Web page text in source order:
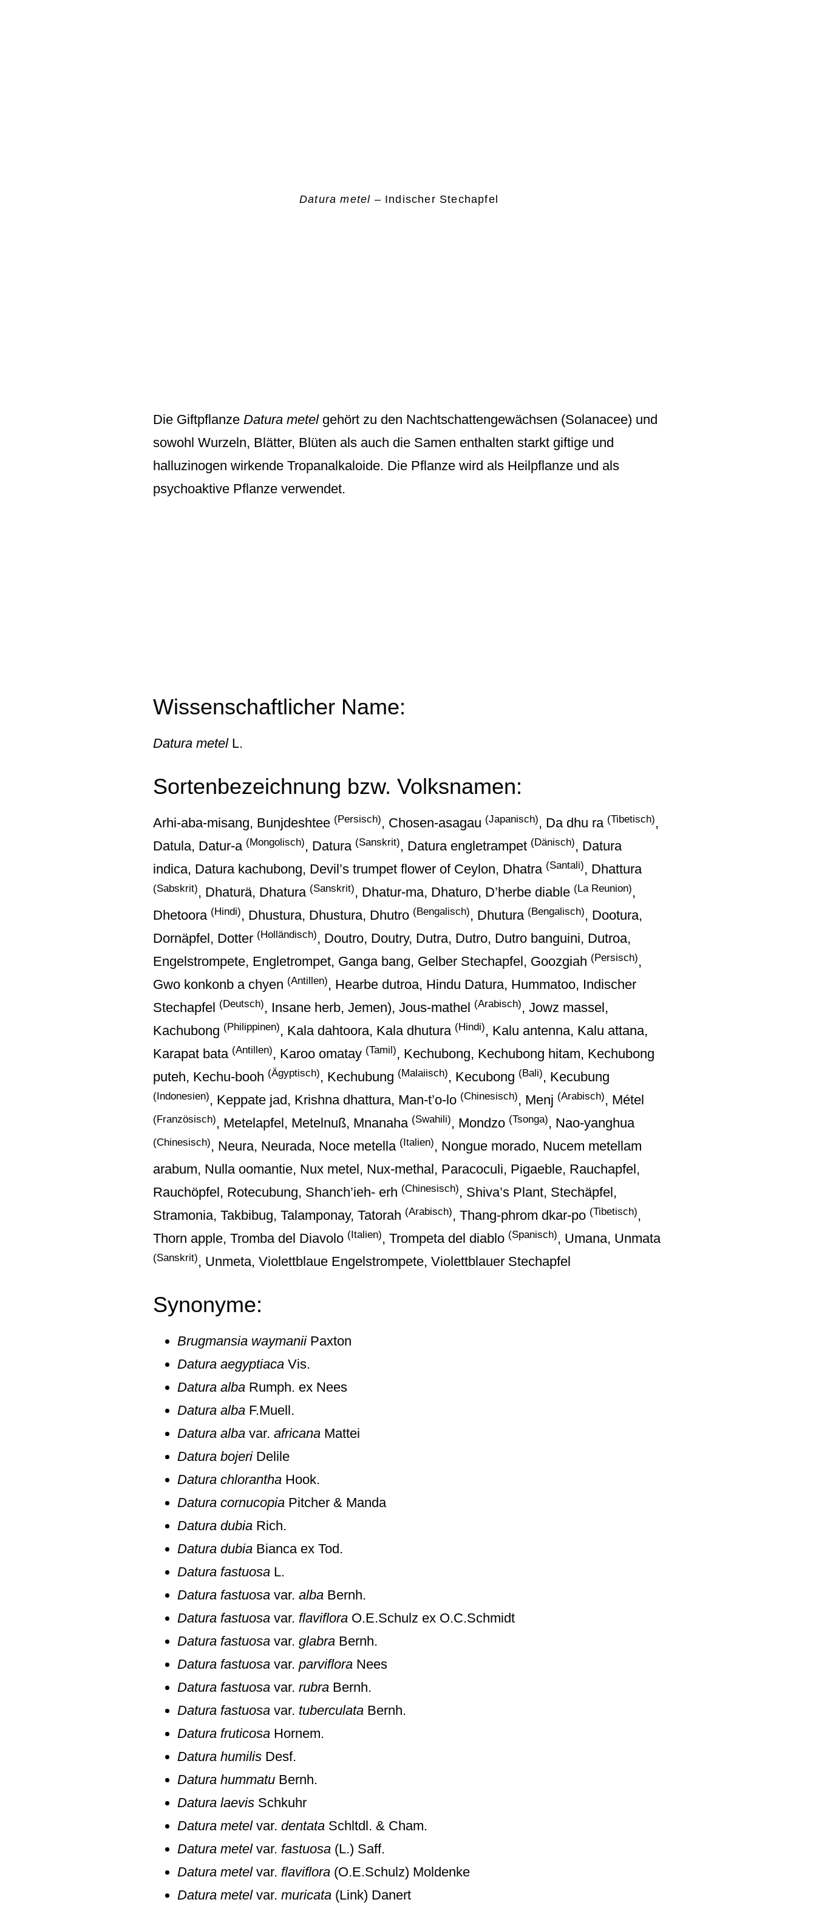
Datura metel – Indischer Stechapfel
Die Giftpflanze Datura metelgehört zu den Nachtschattengewächsen (Solanacee) und
sowohl Wurzeln, Blätter, Blüten als auch die Samen enthalten starkt giftige und
halluzinogen wirkende Tropanalkaloide. Die Pflanze wird als Heilpflanze und als
psychoaktive Pflanze verwendet.
Wissenschaftlicher Name:
Datura metelL.
Sortenbezeichnung bzw. Volksnamen:
Arhi-aba-misang, Bunjdeshtee (Persisch), Chosen-asagau (Japanisch), Da dhu ra (Tibetisch),
Datula, Datur-a (Mongolisch), Datura (Sanskrit), Datura engletrampet (Dänisch), Datura
indica, Datura kachubong, Devil’s trumpet flower of Ceylon, Dhatra (Santali), Dhattura
(Sabskrit), Dhaturä, Dhatura (Sanskrit), Dhatur-ma, Dhaturo, D’herbe diable (La Reunion),
Dhetoora (Hindi), Dhustura, Dhustura, Dhutro (Bengalisch), Dhutura (Bengalisch), Dootura,
Dornäpfel, Dotter (Holländisch), Doutro, Doutry, Dutra, Dutro, Dutro banguini, Dutroa,
Engelstrompete, Engletrompet, Ganga bang, Gelber Stechapfel, Goozgiah (Persisch),
Gwo konkonb a chyen (Antillen), Hearbe dutroa, Hindu Datura, Hummatoo, Indischer
Stechapfel (Deutsch), Insane herb, Jemen), Jous-mathel (Arabisch), Jowz massel,
Kachubong (Philippinen), Kala dahtoora, Kala dhutura (Hindi), Kalu antenna, Kalu attana,
Karapat bata (Antillen), Karoo omatay (Tamil), Kechubong, Kechubong hitam, Kechubong
puteh, Kechu-booh (Ägyptisch), Kechubung (Malaiisch), Kecubong (Bali), Kecubung
(Indonesien), Keppate jad, Krishna dhattura, Man-t’o-lo (Chinesisch), Menj (Arabisch), Métel
(Französisch), Metelapfel, Metelnuß, Mnanaha (Swahili), Mondzo (Tsonga), Nao-yanghua
(Chinesisch), Neura, Neurada, Noce metella (Italien), Nongue morado, Nucem metellam
arabum, Nulla oomantie, Nux metel, Nux-methal, Paracoculi, Pigaeble, Rauchapfel,
Rauchöpfel, Rotecubung, Shanch’ieh- erh (Chinesisch), Shiva’s Plant, Stechäpfel,
Stramonia, Takbibug, Talamponay, Tatorah (Arabisch), Thang-phrom dkar-po (Tibetisch),
Thorn apple, Tromba del Diavolo (Italien), Trompeta del diablo (Spanisch), Umana, Unmata
(Sanskrit), Unmeta, Violettblaue Engelstrompete, Violettblauer Stechapfel
Synonyme:
Brugmansia waymaniiPaxton
Datura aegyptiaca Vis.
Datura alba Rumph. ex Nees
Datura alba F.Muell.
Datura alba var. africana Mattei
Datura bojeriDelile
Datura chlorantha Hook.
Datura cornucopia Pitcher & Manda
Datura dubia Rich.
Datura dubia Bianca ex Tod.
Datura fastuosa L.
Datura fastuosa var. alba Bernh.
Datura fastuosa var. flaviflora O.E.Schulz ex O.C.Schmidt
Datura fastuosa var. glabra Bernh.
Datura fastuosa var. parviflora Nees
Datura fastuosa var. rubra Bernh.
Datura fastuosa var. tuberculata Bernh.
Datura fruticosa Hornem.
Datura humilis Desf.
Datura hummatu Bernh.
Datura laevis Schkuhr
Datura metelvar. dentata Schltdl. & Cham.
Datura metelvar. fastuosa (L.) Saff.
Datura metelvar. flaviflora (O.E.Schulz) Moldenke
Datura metelvar. muricata (Link) Danert